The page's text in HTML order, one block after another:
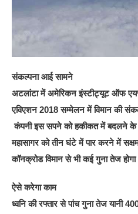
संकल्पना आई सामने
अटलांटा में अमेरिकन इंस्टीट्यूट ऑफ
एविएशन 2018 सम्मेलन में विमान की
कंपनी इस सपने को हकीकत में बदलने के
महासागर को तीन घंटे में पार करने में
कॉनक्रोड विमान से भी कई गुना तेज
ऐसे करेगा काम
ध्वनि की रफ्तार से पांच गुना तेज यानी